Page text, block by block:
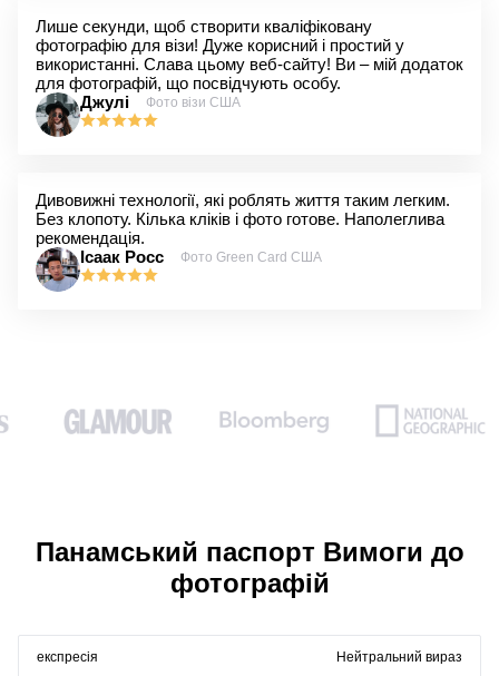
Лише секунди, щоб створити кваліфіковану
фотографію для візи! Дуже корисний і простий у
використанні. Слава цьому веб-сайту! Ви – мій додаток
для фотографій, що посвідчують особу.
Джулі
Фото візи США
Дивовижні технології, які роблять життя таким легким.
Без клопоту. Кілька кліків і фото готове. Наполеглива
рекомендація.
Ісаак Росс
Фото Green Card США
Панамський паспорт Вимоги до
фотографій
експресія Нейтральний вираз